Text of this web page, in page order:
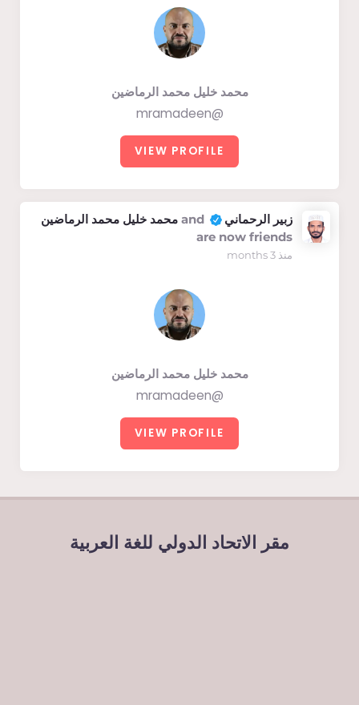
محمد خليل محمد الرماضين
@mramadeen
VIEW PROFILE
زبير الرحماني and
محمد خليل محمد الرماضين
are now friends
منذ 3 months
محمد خليل محمد الرماضين
@mramadeen
VIEW PROFILE
مقر الاتحاد الدولي للغة العربية